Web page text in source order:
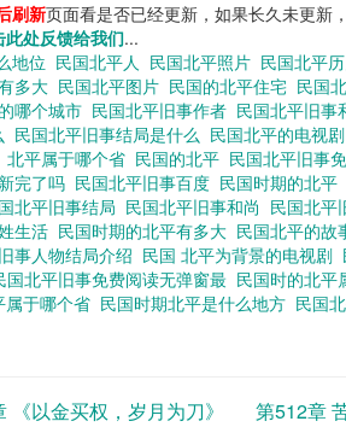
刷新页面看是否已经更新，如果长久未更新
处反馈给我们...
地位 民国北平人 民国北平照片 民国北平
多大 民国北平图片 民国的北平住宅 民国
哪个城市 民国北平旧事作者 民国北平旧事
民国北平旧事结局是什么 民国北平的电视剧
北平属于哪个省 民国的北平 民国北平旧事
完了吗 民国北平旧事百度 民国时期的北平
北平旧事结局 民国北平旧事和尚 民国北平
生活 民国时期的北平有多大 民国北平的故
事人物结局介绍 民国 北平为背景的电视剧
国北平旧事免费阅读无弹窗最 民国时的北平
属于哪个省 民国时期北平是什么地方 民国
《以金买权，岁月为刀》 第512章